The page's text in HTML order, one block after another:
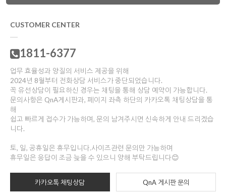
CUSTOMER CENTER
1811-6377
업무 효율성과 양질의 서비스 제공을 위해
2024년 8월부터 전화상담 서비스가 중단되었습니다.
꼭 유선상담이 필요하신 경우는 채팅을 통해 상담 예약이 가능합니다.
문의사항은 QnA게시판과, 페이지 좌측 하단의 카카오톡 채팅상담을 통
해
쉽고 빠르게 접수가 가능하며, 문의 남겨주시면 신속하게 안내 드리겠습
니다.
토, 일, 공휴일은 휴무입니다.사이즈관련 문의만 가능하며
휴무일은 응답이 조금 늦을 수 있으니 양해 부탁드립니다😊
카카오톡 채팅상담 QnA 게시판 문의